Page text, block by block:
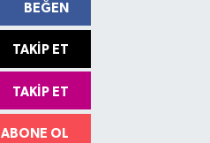
BEĞEN
TAKIP ET
TAKIP ET
ABONE OL